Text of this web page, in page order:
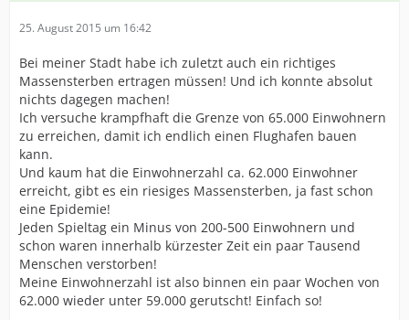
25. August 2015 um 16:42
Bei meiner Stadt habe ich zuletzt auch ein richtiges
Massensterben ertragen müssen! Und ich konnte absolut
nichts dagegen machen!
Ich versuche krampfhaft die Grenze von 65.000 Einwohnern
zu erreichen, damit ich endlich einen Flughafen bauen
kann.
Und kaum hat die Einwohnerzahl ca. 62.000 Einwohner
erreicht, gibt es ein riesiges Massensterben, ja fast schon
eine Epidemie!
Jeden Spieltag ein Minus von 200-500 Einwohnern und
schon waren innerhalb kürzester Zeit ein paar Tausend
Menschen verstorben!
Meine Einwohnerzahl ist also binnen ein paar Wochen von
62.000 wieder unter 59.000 gerutscht! Einfach so!